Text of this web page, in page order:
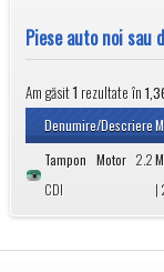
Piese auto noi sau
Am găsit1 rezultate în
Denumire/Descriere
Tampon Motor2.2
CDI
|